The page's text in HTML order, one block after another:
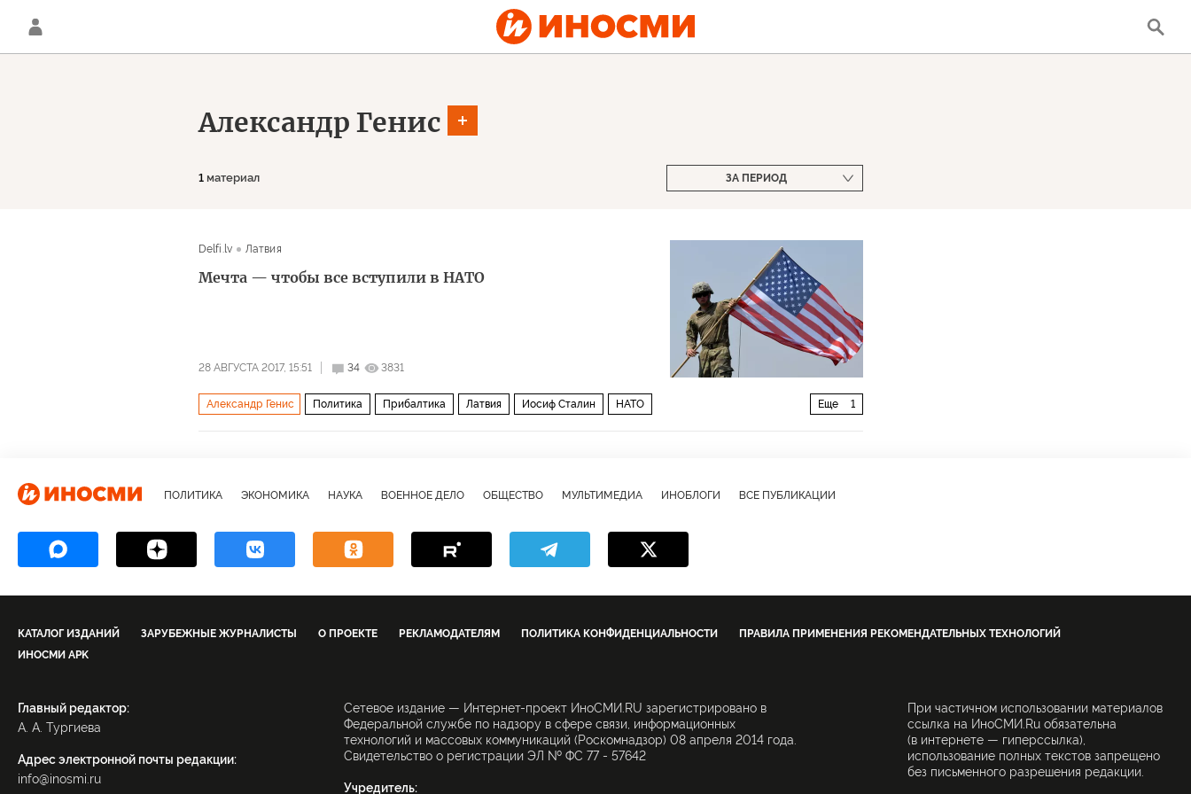
Александр Генис
1 материал ЗА ПЕРИОД
Delfi.lv Латвия
Мечта — чтобы все вступили в НАТО
28 АВГУСТА 2017, 15:51 34 3831
Еще 1
Александр Генис Политика Прибалтика Латвия Иосиф Сталин НАТО
ПОЛИТИКА ЭКОНОМИКА НАУКА ВОЕННОЕ ДЕЛО ОБЩЕСТВО МУЛЬТИМЕДИА ИНОБЛОГИ ВСЕ ПУБЛИКАЦИИ
КАТАЛОГ ИЗДАНИЙ ЗАРУБЕЖНЫЕ ЖУРНАЛИСТЫ О ПРОЕКТЕ РЕКЛАМОДАТЕЛЯМ ПОЛИТИКА КОНФИДЕНЦИАЛЬНОСТИ
ПРАВИЛА ПРИМЕНЕНИЯ РЕКОМЕНДАТЕЛЬНЫХ ТЕХНОЛОГИЙ
ИНОСМИ APK
Главный редактор:
А. А. Тургиева
Адрес электронной почты редакции:
info@inosmi.ru
Сетевое издание — Интернет-проект ИноСМИ.RU зарегистрировано в
Федеральной службе по надзору в сфере связи, информационных
технологий и массовых коммуникаций (Роскомнадзор) 08 апреля 2014 года.
Свидетельство о регистрации ЭЛ № ФС 77 - 57642
Учредитель:
При частичном использовании материалов
ссылка на ИноСМИ.Ru обязательна
(в интернете — гиперссылка),
использование полных текстов запрещено
без письменного разрешения редакции.